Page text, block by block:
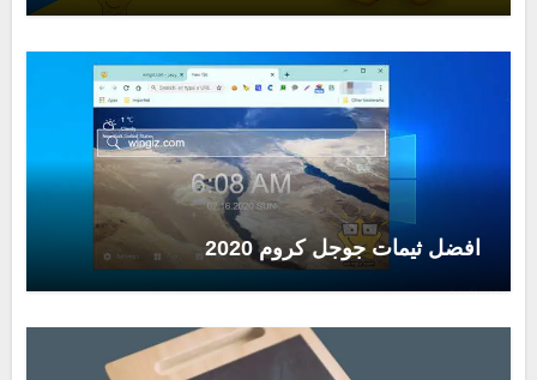
افضل ثيمات جوجل كروم 2020